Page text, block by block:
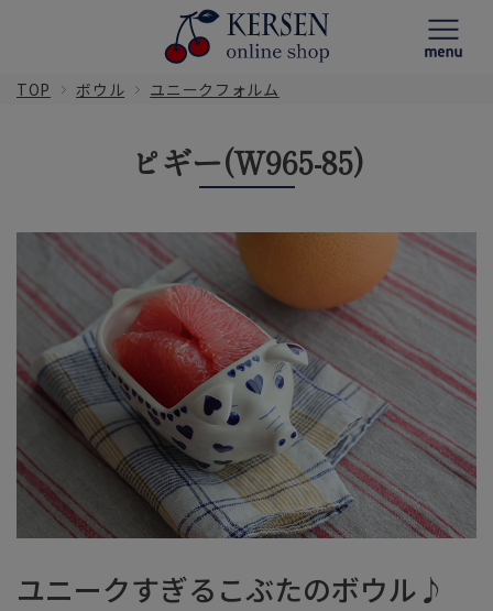
TOP ボウル ユニークフォルム
ピギー(W965-85)
ユニークすぎるこぶたのボウル♪